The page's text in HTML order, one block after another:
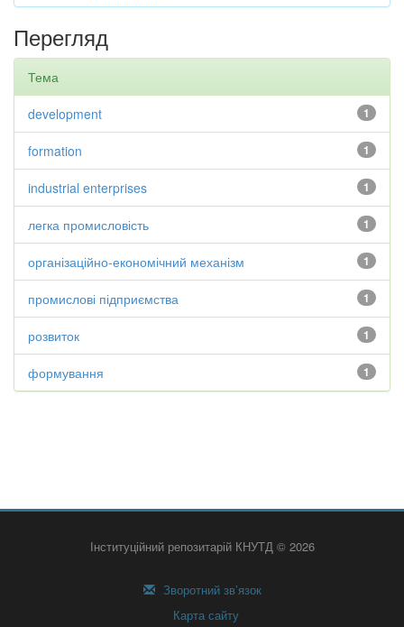
Перегляд
Тема
1
development
1
formation
1
industrial enterprises
1
легка промисловість
1
організаційно-економічний механізм
1
промислові підприємства
1
розвиток
1
формування
Інституційний репозитарій КНУТД © 2026
Зворотний зв’язок
Карта сайту